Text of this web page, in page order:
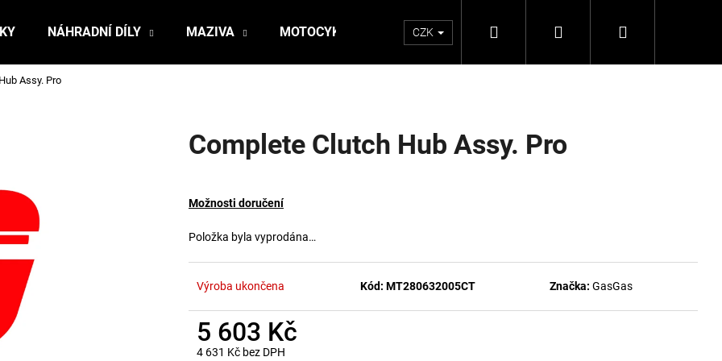
NÁHRADNÍ DÍLY MAZIVA MOTOCYKLY CZK Hledat PřihlášeníNákupní
Assy. Pro
Complete Clutch Hub Assy. Pro
Možnosti doručení
Položka byla vyprodána…
Výroba ukončena Kód: MT280632005CT Značka: GasGas
5 603 Kč
4 631 Kč bez DPH
Co potřebujete najít?
HLEDAT